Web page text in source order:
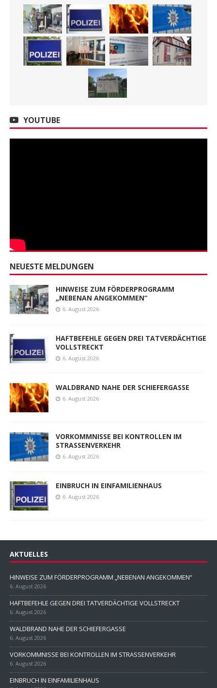
YOUTUBE
NEUESTE MELDUNGEN
HINWEISE ZUM FÖRDERPROGRAMM
„NEBENAN ANGEKOMMEN“
6. August 2026
HAFTBEFEHLE GEGEN DREI TATVERDÄCHTIGE
VOLLSTRECKT
6. August 2026
WALDBRAND NAHE DER SCHIEFERGASSE
6. August 2026
VORKOMMNISSE BEI KONTROLLEN IM
STRASSENVERKEHR
6. August 2026
EINBRUCH IN EINFAMILIENHAUS
6. August 2026
AKTUELLES
HINWEISE ZUM FÖRDERPROGRAMM „NEBENAN ANGEKOMMEN“
6. August 2026
HAFTBEFEHLE GEGEN DREI TATVERDÄCHTIGE VOLLSTRECKT
6. August 2026
WALDBRAND NAHE DER SCHIEFERGASSE
6. August 2026
VORKOMMNISSE BEI KONTROLLEN IM STRASSENVERKEHR
6. August 2026
EINBRUCH IN EINFAMILIENHAUS